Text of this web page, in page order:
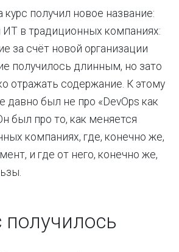
получил новое название:
в традиционных компаниях:
за счёт новой организации
получилось длинным, но зато
отражать содержание. К этому
давно был не про «DevOps как
был про то, как меняется
компаниях, где, конечно же,
и где от него, конечно же,
получилось